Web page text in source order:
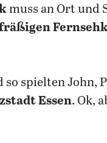
muss an Ort und
so spielten John,
Essen. Ok,